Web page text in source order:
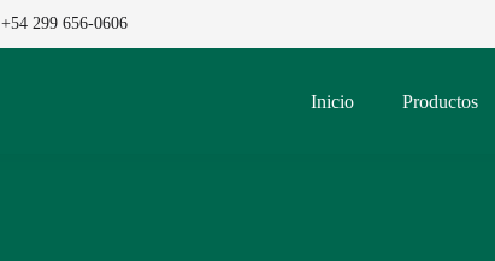
+54 299 656-0606
Inicio Productos